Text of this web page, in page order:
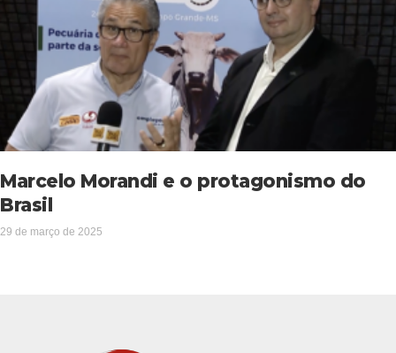
Marcelo Morandi e o protagonismo do
Brasil
29 de março de 2025